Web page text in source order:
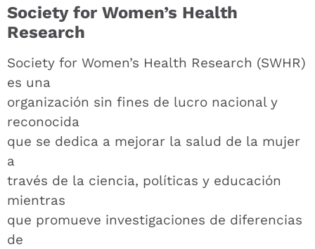
Society for Women’s Health
Research
Society for Women’s Health Research (SWHR)
es una
organización sin fines de lucro nacional y
reconocida
que se dedica a mejorar la salud de la mujer
a
través de la ciencia, políticas y educación
mientras
que promueve investigaciones de diferencias
de